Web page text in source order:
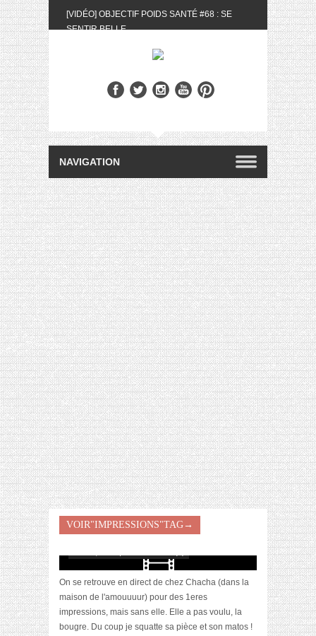
[VIDÉO] OBJECTIF POIDS SANTÉ #68 : SE
SENTIR BELLE
BIOTYFULL BOX DU MOIS DE MAI 2024 FEAT.
[VIDÉO] QUITOQUE #10 : MEAL PREP &
CONVIVIALITÉ
[VIDÉO] UNBOXING : LES MY LITTLE &
BIOTYFULL BOX DU MOIS D’AVRIL 2024
FEAT. AKILA
[VIDÉO] OBJECTIF POIDS SANTÉ #67 : L’AVIS
DES AUTRES, CE N’EST QUE LA VIE DES
AUTRES
[VIDÉO] UNBOXING : LES MY LITTLE &
BIOTYFULL BOX DES MOIS DE FÉVRIER ET
MARS 2024 FEAT. AKILA
[VIDÉO] LA SÉLECTION DU MOIS
#JANVIER2024
[VIDÉO] HELLOFRESH #34 : IDÉES
RECETTES RISOTTO
VOIR"IMPRESSIONS"TAG→
[Vidéo] 1eres impressions : NYX, Clinique, LC
Bio, Diadermine
On se retrouve en direct de chez Chacha (dans la
maison de l'amouuuur) pour des 1eres
impressions, mais sans elle. Elle a pas voulu, la
bougre. Du coup je squatte sa pièce et son matos !